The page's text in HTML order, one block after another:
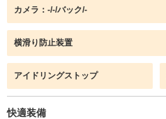
カメラ：-/-/バック/-
横滑り防止装置
アイドリングストップ
快適装備